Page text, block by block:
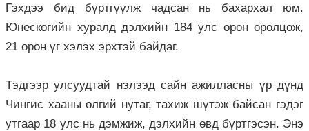
Гэхдээ бид бүртгүүлж чадсан нь бахархал юм.
Юнескогийн хуралд дэлхийн 184 улс орон оролцож,
21 орон үг хэлэх эрхтэй байдаг.
Тэдгээр улсуудтай нэлээд сайн ажилласны үр дүнд
Чингис хааны өлгий нутаг, тахиж шүтэж байсан гэдэг
утгаар 18 улс нь дэмжиж, дэлхийн өвд бүртгэсэн. Энэ